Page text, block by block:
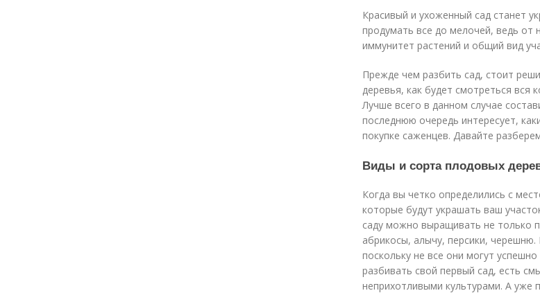
Красивый и ухоженный сад станет
продумать все до мелочей, ведь от
иммунитет растений и общий вид
Прежде чем разбить сад, стоит
деревья, как будет смотреться вся
Лучше всего в данном случае
последнюю очередь интересует,
покупке саженцев. Давайте
Виды и сорта плодовых
Когда вы четко определились с
которые будут украшать ваш
саду можно выращивать не только
абрикосы, алычу, персики,
поскольку не все они могут
разбивать свой первый сад, есть
неприхотливыми культурами. А